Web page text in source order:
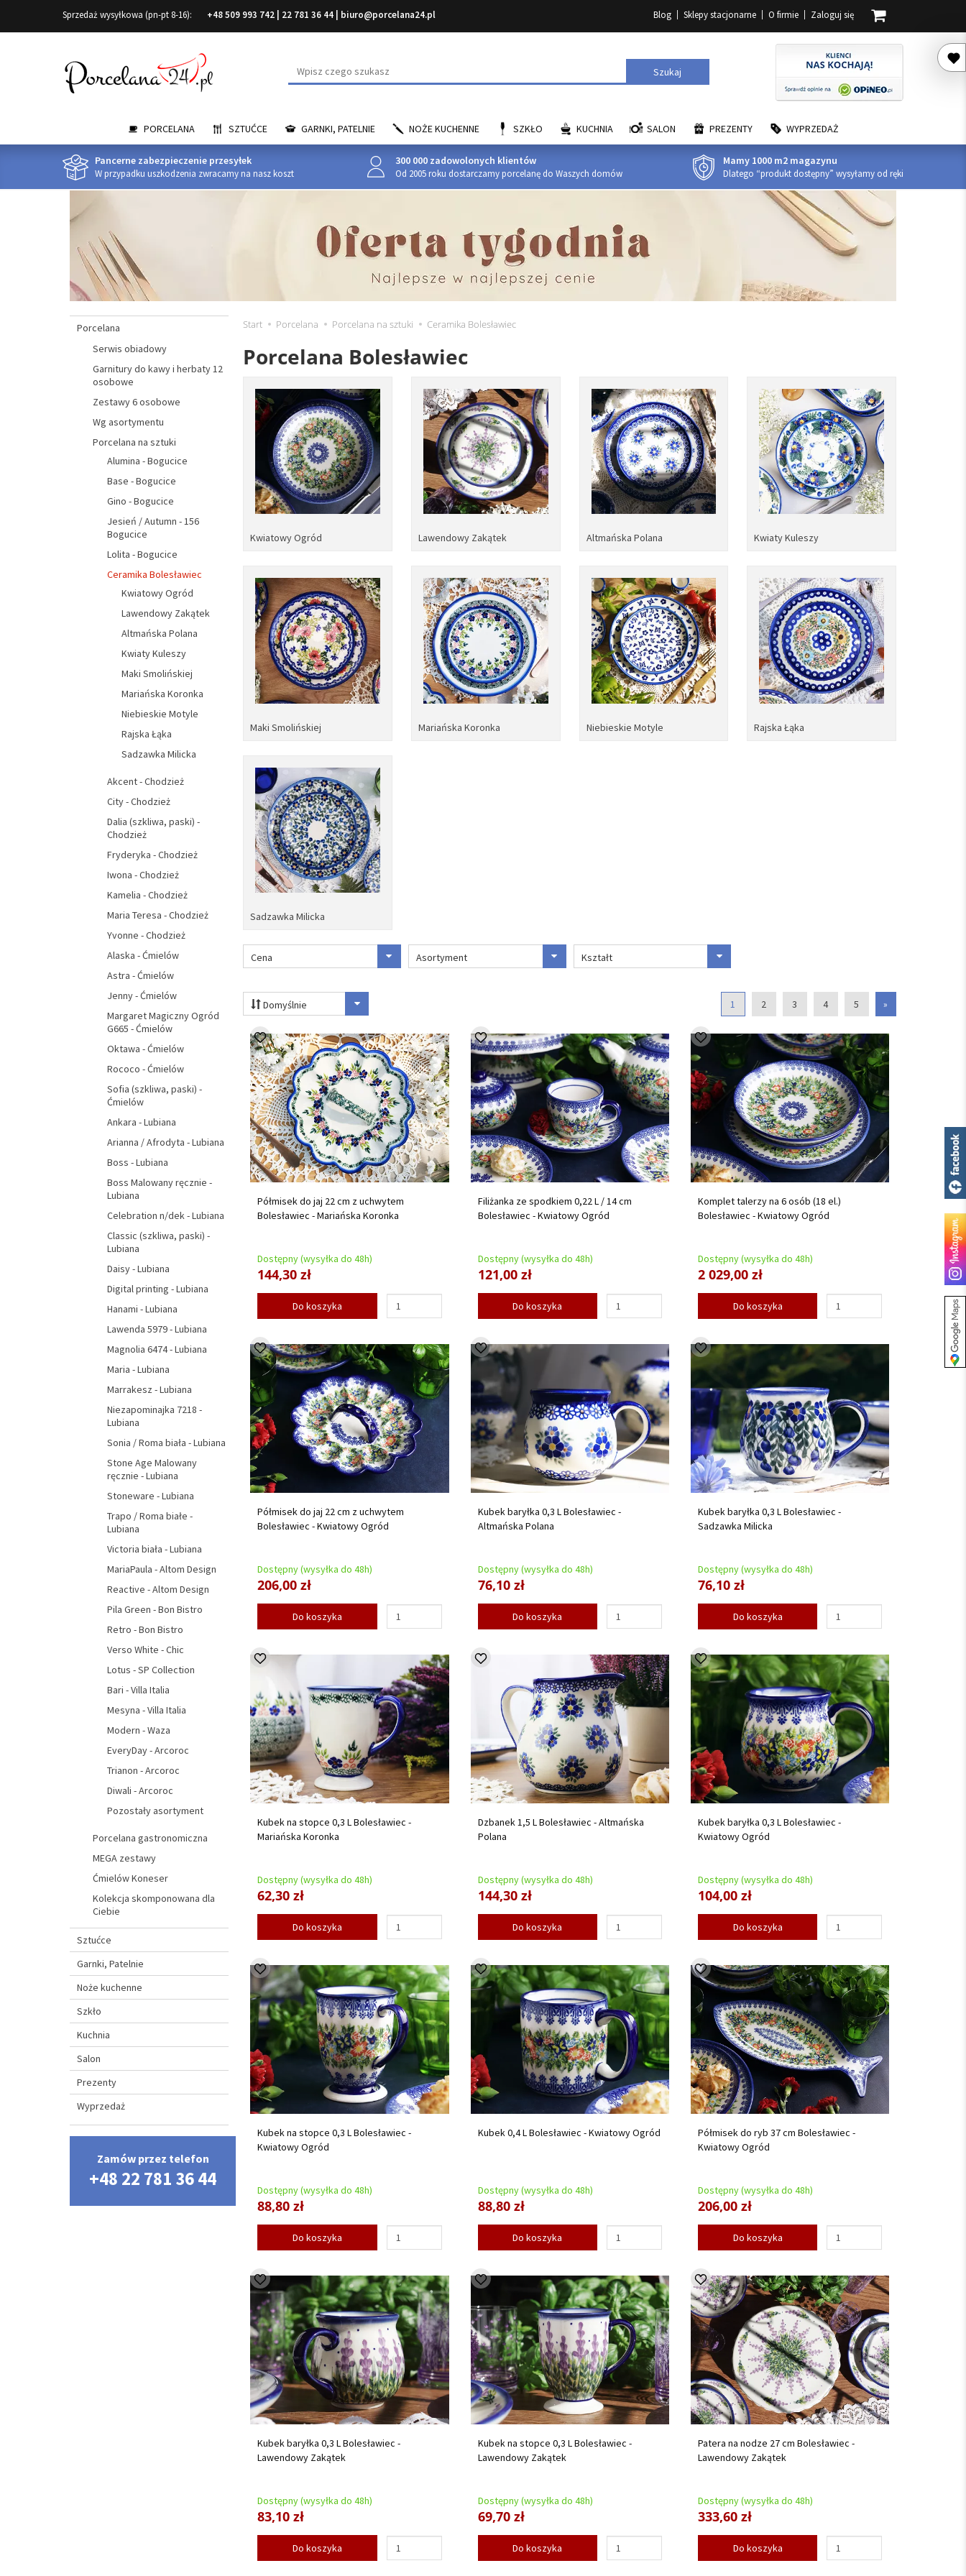
Sprzedaż wysyłkowa (pn-pt 8-16): +48 509 993 742 22 781 36 44 biuro@porcelana24.pl Blog Sklepy stacjonarne O firmie Zaloguj się
Wyszukaj Szukaj
PORCELANA SZTUĆCE GARNKI, PATELNIE NOŻE KUCHENNE SZKŁO KUCHNIA SALON PREZENTY WYPRZEDAŻ
Pancerne zabezpieczenie przesyłek
W przypadku uszkodzenia zwracamy na nasz koszt
300 000 zadowolonych klientów
Od 2005 roku dostarczamy porcelanę do Waszych domów
Mamy 1000 m2 magazynu
Dlatego “produkt dostępny” wysyłamy od ręki
Start Porcelana Porcelana na sztuki Ceramika Bolesławiec
Porcelana Bolesławiec
Kwiatowy Ogród Lawendowy Zakątek Altmańska Polana Kwiaty Kuleszy
Maki Smolińskiej Mariańska Koronka Niebieskie Motyle Rajska Łąka
Sadzawka Milicka
Cena Asortyment Kształt
Domyślnie 1 2 3 4 5 »
Półmisek do jaj 22 cm z uchwytem
Bolesławiec - Mariańska Koronka
Dostępny (wysyłka do 48h)
144,30 zł
Do koszyka
Filiżanka ze spodkiem 0,22 L / 14 cm
Bolesławiec - Kwiatowy Ogród
Dostępny (wysyłka do 48h)
121,00 zł
Do koszyka
Komplet talerzy na 6 osób (18 el.)
Bolesławiec - Kwiatowy Ogród
Dostępny (wysyłka do 48h)
2 029,00 zł
Do koszyka
Półmisek do jaj 22 cm z uchwytem
Bolesławiec - Kwiatowy Ogród
Dostępny (wysyłka do 48h)
206,00 zł
Do koszyka
Kubek baryłka 0,3 L Bolesławiec -
Altmańska Polana
Dostępny (wysyłka do 48h)
76,10 zł
Do koszyka
Kubek baryłka 0,3 L Bolesławiec -
Sadzawka Milicka
Dostępny (wysyłka do 48h)
76,10 zł
Do koszyka
Kubek na stopce 0,3 L Bolesławiec -
Mariańska Koronka
Dostępny (wysyłka do 48h)
62,30 zł
Do koszyka
Dzbanek 1,5 L Bolesławiec - Altmańska
Polana
Dostępny (wysyłka do 48h)
144,30 zł
Do koszyka
Kubek baryłka 0,3 L Bolesławiec -
Kwiatowy Ogród
Dostępny (wysyłka do 48h)
104,00 zł
Do koszyka
Kubek na stopce 0,3 L Bolesławiec -
Kwiatowy Ogród
Dostępny (wysyłka do 48h)
88,80 zł
Do koszyka
Kubek 0,4 L Bolesławiec - Kwiatowy Ogród
Dostępny (wysyłka do 48h)
88,80 zł
Do koszyka
Półmisek do ryb 37 cm Bolesławiec -
Kwiatowy Ogród
Dostępny (wysyłka do 48h)
206,00 zł
Do koszyka
Kubek baryłka 0,3 L Bolesławiec -
Lawendowy Zakątek
Dostępny (wysyłka do 48h)
83,10 zł
Do koszyka
Kubek na stopce 0,3 L Bolesławiec -
Lawendowy Zakątek
Dostępny (wysyłka do 48h)
69,70 zł
Do koszyka
Patera na nodze 27 cm Bolesławiec -
Lawendowy Zakątek
Dostępny (wysyłka do 48h)
333,60 zł
Do koszyka
Porcelana
Serwis obiadowy
Garnitury do kawy i herbaty 12
osobowe
Zestawy 6 osobowe
Wg asortymentu
Porcelana na sztuki
Alumina - Bogucice
Base - Bogucice
Gino - Bogucice
Jesień / Autumn - 156
Bogucice
Lolita - Bogucice
Ceramika Bolesławiec
Kwiatowy Ogród
Lawendowy Zakątek
Altmańska Polana
Kwiaty Kuleszy
Maki Smolińskiej
Mariańska Koronka
Niebieskie Motyle
Rajska Łąka
Sadzawka Milicka
Akcent - Chodzież
City - Chodzież
Dalia (szkliwa, paski) -
Chodzież
Fryderyka - Chodzież
Iwona - Chodzież
Kamelia - Chodzież
Maria Teresa - Chodzież
Yvonne - Chodzież
Alaska - Ćmielów
Astra - Ćmielów
Jenny - Ćmielów
Margaret Magiczny Ogród
G665 - Ćmielów
Oktawa - Ćmielów
Rococo - Ćmielów
Sofia (szkliwa, paski) -
Ćmielów
Ankara - Lubiana
Arianna / Afrodyta - Lubiana
Boss - Lubiana
Boss Malowany ręcznie -
Lubiana
Celebration n/dek - Lubiana
Classic (szkliwa, paski) -
Lubiana
Daisy - Lubiana
Digital printing - Lubiana
Hanami - Lubiana
Lawenda 5979 - Lubiana
Magnolia 6474 - Lubiana
Maria - Lubiana
Marrakesz - Lubiana
Niezapominajka 7218 -
Lubiana
Sonia / Roma biała - Lubiana
Stone Age Malowany
ręcznie - Lubiana
Stoneware - Lubiana
Trapo / Roma białe -
Lubiana
Victoria biała - Lubiana
MariaPaula - Altom Design
Reactive - Altom Design
Pila Green - Bon Bistro
Retro - Bon Bistro
Verso White - Chic
Lotus - SP Collection
Bari - Villa Italia
Mesyna - Villa Italia
Modern - Waza
EveryDay - Arcoroc
Trianon - Arcoroc
Diwali - Arcoroc
Pozostały asortyment
Porcelana gastronomiczna
MEGA zestawy
Ćmielów Koneser
Kolekcja skomponowana dla
Ciebie
Sztućce
Garnki, Patelnie
Noże kuchenne
Szkło
Kuchnia
Salon
Prezenty
Wyprzedaż
Zamów przez telefon
+48 22 781 36 44